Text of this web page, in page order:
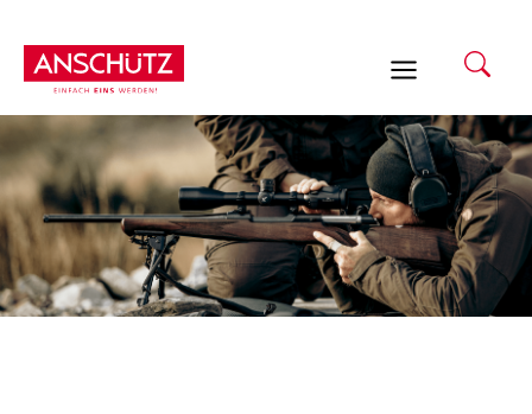
Inhalt
springen